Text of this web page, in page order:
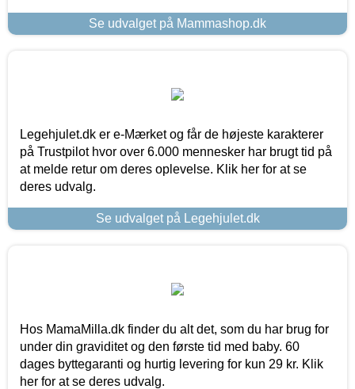
Se udvalget på Mammashop.dk
Legehjulet.dk er e-Mærket og får de højeste karakterer
på Trustpilot hvor over 6.000 mennesker har brugt tid på
at melde retur om deres oplevelse. Klik her for at se
deres udvalg.
Se udvalget på Legehjulet.dk
Hos MamaMilla.dk finder du alt det, som du har brug for
under din graviditet og den første tid med baby. 60
dages byttegaranti og hurtig levering for kun 29 kr. Klik
her for at se deres udvalg.